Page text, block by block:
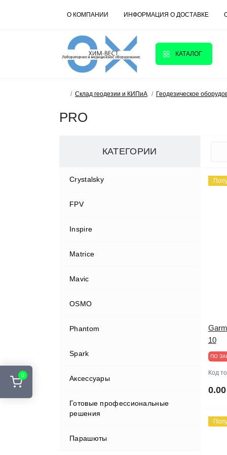
0
О КОМПАНИИ ИНФОРМАЦИЯ О ДОСТАВКЕ
КАТАЛОГ
Склад геодезии и КИПиА Геодезическое
PRO
КАТЕГОРИИ
Crystalsky
FPV
Inspire
Matrice
Mavic
OSMO
Phantom
Spark
Аксессуары
FPV системы, передача данных
Готовые профессиональные
решения
Парашюты
10
ПО
Код